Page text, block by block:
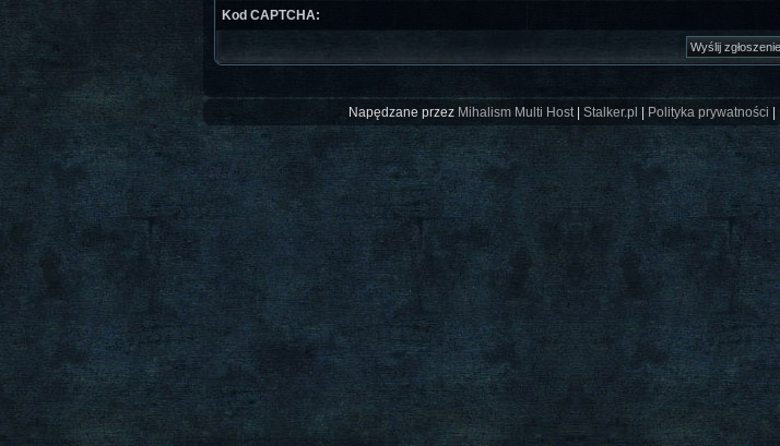
Kod CAPTCHA:
Napędzane przez Mihalism Multi Host| Stalker.pl Polityka prywatności